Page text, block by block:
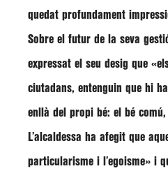
quedat profundament
Sobre el futur de la seva
expressat el seu desig que
ciutadans, entenguin que hi
enllà del propi bé: el bé comú,
L’alcaldessa ha afegit que
particularisme i l’egoisme» i